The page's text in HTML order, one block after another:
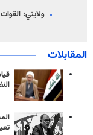
ولايتي:
المقابلات